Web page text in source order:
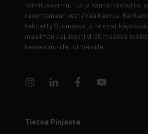
toimitusvarmuutta ja kannattavuutta,
rakentamaan kestävää kasvua.
kehitetty Suomessa ja ne ovat käytössä
maailmanlaajuisesti yli 30 maassa
keskeisimmillä toimialoilla.
Tietoa Pinjasta